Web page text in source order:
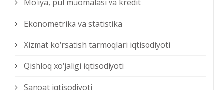
Moliya, pul muomalasi va kredit
Ekonometrika va statistika
Xizmat kо‘rsatish tarmoqlari iqtisodiyoti
Qishloq xо‘jaligi iqtisodiyoti
Sanoat iqtisodiyoti